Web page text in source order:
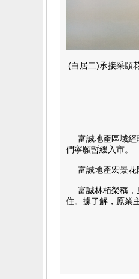
(白居二)承接采頤
富誠地產區域經
們寧願暫緩入市。
富誠地產宏景花
富誠林栢榮稱，
住。據了解，原業